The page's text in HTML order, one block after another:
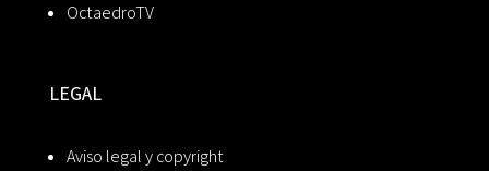
OctaedroTV
LEGAL
Aviso legal y copyright